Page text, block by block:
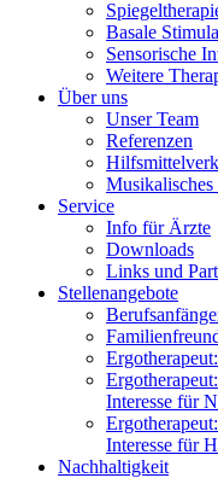
Basale
Sensorische
Weitere
Über uns
Unser Team
Referenzen
Service
Info für Ärzte
Downloads
Links und
Stellenangebote
Interesse für
Interesse für
Nachhaltigkeit